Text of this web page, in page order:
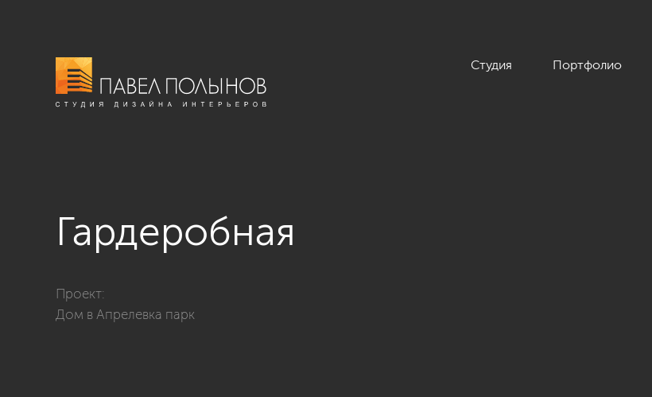
Студия Портфолио
Гардеробная
Проект:
Дом в Апрелевка парк